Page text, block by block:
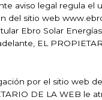
aviso legal regula el
del sitio web
Ebro Solar
EL
por el sitio web
DE LA WEB le